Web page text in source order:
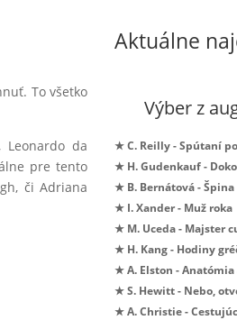
To všetko
Leonardo da
pre tento
či Adriana
Aktuálne
Výber z
★ C. Reilly - Spútaní
★ H. Gudenkauf -
★ B. Bernátová - Špina
★ I. Xander - Muž roka
★ M. Uceda - Majster
★ H. Kang - Hodiny
★ A. Elston -
★ S. Hewitt - Nebo,
★ A. Christie -